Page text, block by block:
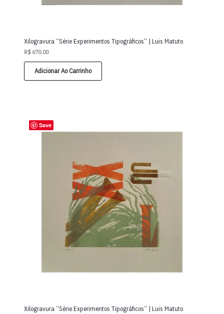
Xilogravura “Série Experimentos Tipográficos” | Luis Matuto
R$ 670,00
Adicionar Ao Carrinho
Xilogravura “Série Experimentos Tipográficos” | Luis Matuto
Save